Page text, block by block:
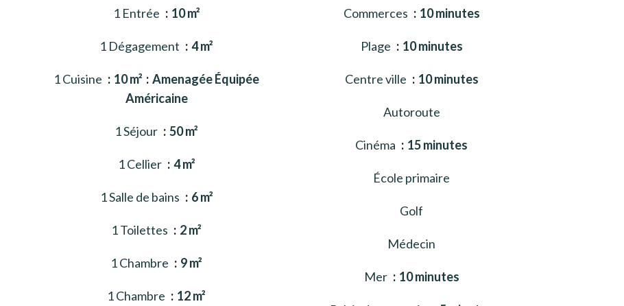
1 Entrée 10 m²
1 Dégagement 4 m²
1 Cuisine 10 m²
Amenagée Équipée
Américaine
1 Séjour 50 m²
1 Cellier 4 m²
1 Salle de bains 6 m²
1 Toilettes 2 m²
1 Chambre 9 m²
1 Chambre 12 m²
Commerces 10 minutes
Plage 10 minutes
Centre ville 10 minutes
Autoroute
Cinéma 15 minutes
École primaire
Golf
Médecin
Mer 10 minutes